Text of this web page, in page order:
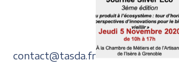
contact@tasda.fr